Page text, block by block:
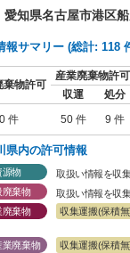
愛知県名古屋市港区
報サマリー (総計: 118
棄物許可
産業廃棄物許可
収運
処分
0 件
50 件 9 件
県内の許可情報
源物
取扱い情報を収
廃棄物
取扱い情報を収
廃棄物
収集運搬(保積無
業廃棄物
収集運搬(保積無